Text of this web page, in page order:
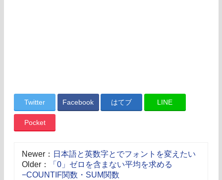
Twitter Facebook はてブ LINE
Pocket
Newer： 日本語と英数字とでフォントを変えたい
Older：
「0」ゼロを含まない平均を求める
−COUNTIF関数・SUM関数